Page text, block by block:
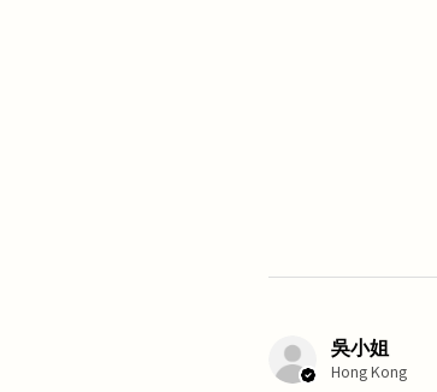
吳小姐
Hong Kong